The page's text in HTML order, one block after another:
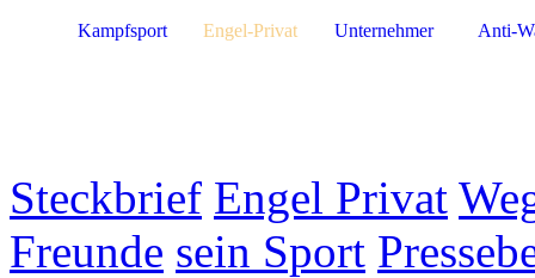
Steckbrief Engel Privat
Freunde sein Sport
Kampfsport Engel-Privat Unternehmer Anti-